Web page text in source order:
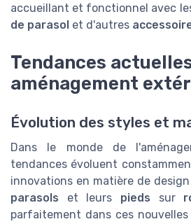
accueillant et fonctionnel avec
de parasol et d'autres
Tendances
aménagement
Évolution des styles et
Dans le monde de
tendances évoluent
innovations en matière de
parasols et leurs pieds sur
parfaitement dans ces